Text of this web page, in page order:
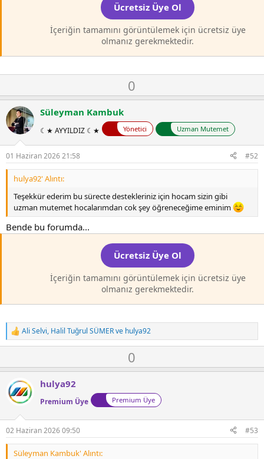
Ücretsiz Üye Ol
İçeriğin tamamını görüntülemek için ücretsiz üye
olmanız gerekmektedir.
O
y
l
a
0
o
n
v
o
t
e
Süleyman Kambuk
☾★ AYYILDIZ ☾★ Yönetici Uzman Mutemet
01 Haziran 2026 21:58 #52
hulya92' Alıntı:
Teşekkür ederim bu sürecte destekleriniz için hocam sizin gibi
uzman mutemet hocalarımdan cok şey öğreneceğime eminim
Bende bu forumda...
Ücretsiz Üye Ol
İçeriğin tamamını görüntülemek için ücretsiz üye
olmanız gerekmektedir.
T
e
i
l
e
r
Ali Selvi, Halil Tuğrul SÜMERve hulya92
O
y
a
0
o
n
v
o
t
e
hulya92
Premium Üye Premium Üye
02 Haziran 2026 09:50 #53
Süleyman Kambuk' Alıntı: